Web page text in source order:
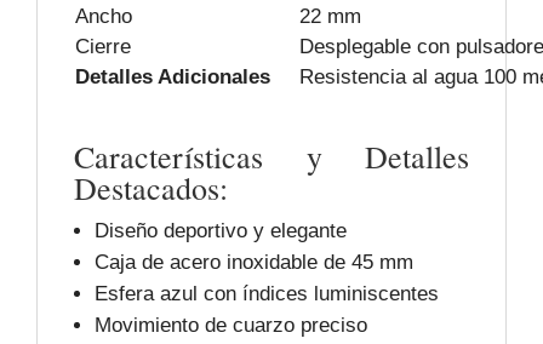
Ancho
22 mm
Cierre
Desplegable con
Detalles Adicionales
Resistencia al agua 100
Características y Detalles
Destacados:
Diseño deportivo y elegante
Caja de acero inoxidable de 45 mm
Esfera azul con índices luminiscentes
Movimiento de cuarzo preciso